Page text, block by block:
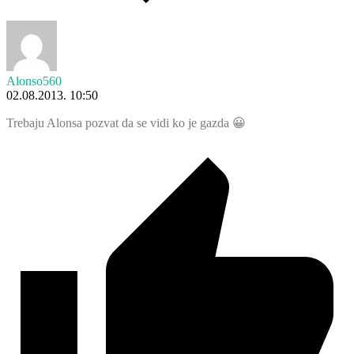
Alonso560
02.08.2013. 10:50
Trebaju Alonsa pozvat da se vidi ko je gazda 😀